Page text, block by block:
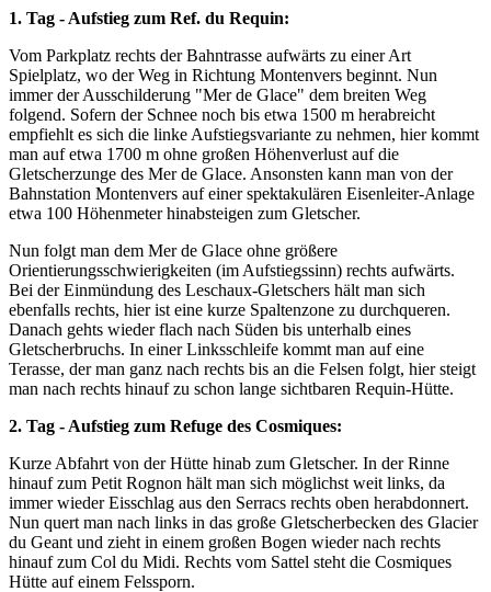
1. Tag - Aufstieg zum Ref. du Requin:
Vom Parkplatz rechts der Bahntrasse aufwärts zu einer Art
Spielplatz, wo der Weg in Richtung Montenvers beginnt. Nun
immer der Ausschilderung "Mer de Glace" dem breiten Weg
folgend. Sofern der Schnee noch bis etwa 1500 m herabreicht
empfiehlt es sich die linke Aufstiegsvariante zu nehmen, hier kommt
man auf etwa 1700 m ohne großen Höhenverlust auf die
Gletscherzunge des Mer de Glace. Ansonsten kann man von der
Bahnstation Montenvers auf einer spektakulären Eisenleiter-Anlage
etwa 100 Höhenmeter hinabsteigen zum Gletscher.
Nun folgt man dem Mer de Glace ohne größere
Orientierungsschwierigkeiten (im Aufstiegssinn) rechts aufwärts.
Bei der Einmündung des Leschaux-Gletschers hält man sich
ebenfalls rechts, hier ist eine kurze Spaltenzone zu durchqueren.
Danach gehts wieder flach nach Süden bis unterhalb eines
Gletscherbruchs. In einer Linksschleife kommt man auf eine
Terasse, der man ganz nach rechts bis an die Felsen folgt, hier steigt
man nach rechts hinauf zu schon lange sichtbaren Requin-Hütte.
2. Tag - Aufstieg zum Refuge des Cosmiques:
Kurze Abfahrt von der Hütte hinab zum Gletscher. In der Rinne
hinauf zum Petit Rognon hält man sich möglichst weit links, da
immer wieder Eisschlag aus den Serracs rechts oben herabdonnert.
Nun quert man nach links in das große Gletscherbecken des Glacier
du Geant und zieht in einem großen Bogen wieder nach rechts
hinauf zum Col du Midi. Rechts vom Sattel steht die Cosmiques
Hütte auf einem Felssporn.